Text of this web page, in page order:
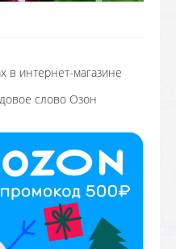
в интернет-магазине
слово Озон